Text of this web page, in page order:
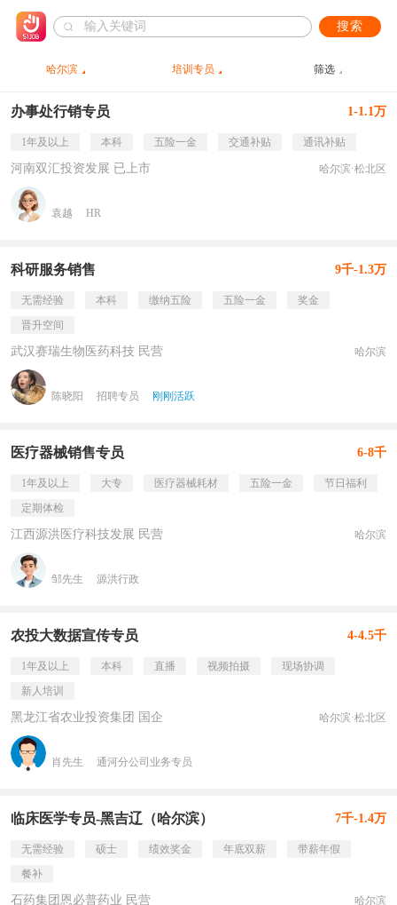
搜索
哈尔滨 培训专员 筛选
办事处行销专员 1-1.1万
1年及以上 本科 五险一金 交通补贴 通讯补贴
河南双汇投资发展 已上市 哈尔滨·松北区
袁越 HR
科研服务销售 9千-1.3万
无需经验 本科 缴纳五险 五险一金
奖金
晋升空间
武汉赛瑞生物医药科技 民营 哈尔滨
陈晓阳 招聘专员 刚刚活跃
医疗器械销售专员 6-8千
1年及以上 大专 医疗器械耗材 五险一金
节日福利
定期体检
江西源洪医疗科技发展 民营 哈尔滨
邹先生 源洪行政
农投大数据宣传专员 4-4.5千
1年及以上 本科 直播 视频拍摄
现场协调
新人培训
黑龙江省农业投资集团 国企 哈尔滨·松北区
肖先生 通河分公司业务专员
临床医学专员-黑吉辽（哈尔滨） 7千-1.4万
无需经验 硕士 绩效奖金 年底双薪
带薪年假
餐补
石药集团恩必普药业 民营 哈尔滨